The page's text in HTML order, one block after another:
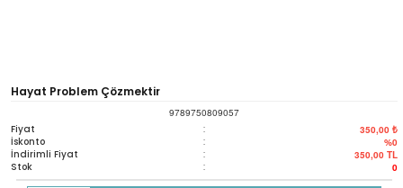
Hayat Problem Çözmektir
9789750809057
Fiyat : 350,00 ₺
İskonto : %0
İndirimli Fiyat : 350,00 TL
Stok : 0